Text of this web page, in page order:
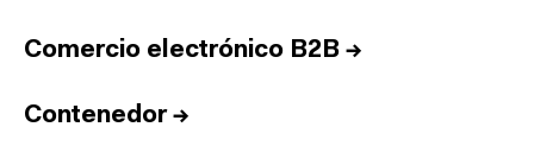
Comercio electrónico B2B →
Contenedor→